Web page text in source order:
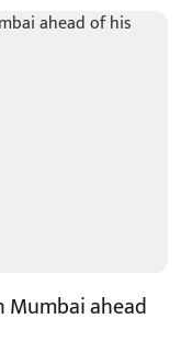
Mumbai ahead